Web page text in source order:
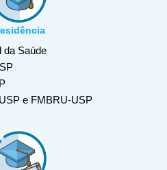
da Saúde
e FMBRU-USP